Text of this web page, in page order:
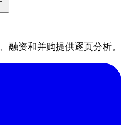
为文档，然后上传至
能。
保护、NDA 要求或链接过
追踪的安全外部文档共享而
融资和并购提供逐页分析。